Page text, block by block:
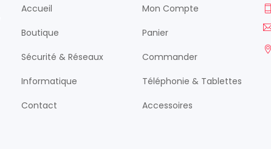
Accueil
Boutique
Sécurité & Réseaux
Informatique
Contact
Mon Compte
Panier
Commander
Téléphonie & Tablettes
Accessoires